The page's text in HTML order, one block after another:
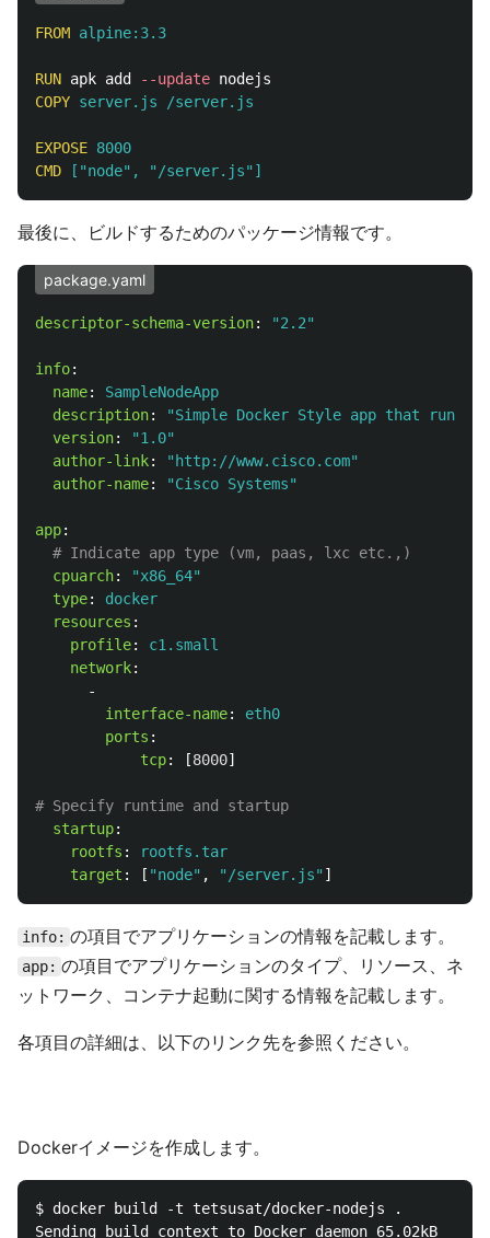
FROM alpine:3.3
RUN apk add --update
COPY server.js /server.js
EXPOSE 8000
CMD ["node", "/server.js"]
最後に、ビルドするためのパッケージ情報です。
package.yaml
descriptor-schema-version: "2.2"
info:
name:
SampleNodeApp
description: "Simple Docker Style app that runs
version: "1.0"
author-link: " http://www.cisco.com"
author-name: "Cisco Systems"
app:
# Indicate app type (vm, paas, lxc etc.,)
cpuarch: "x86_64"
type:
docker
resources :
profile:
c1.small
network:
-
interface-name:
eth0
ports :
tcp: [8000]
# Specify runtime and startup
startup:
rootfs :
rootfs.tar
target : [ "node" , " /server.js" ]
info: の項目でアプリケーションの情報を記載します。
app: の項目でアプリケーションのタイプ、リソース、ネ
ットワーク、コンテナ起動に関する情報を記載します。
各項目の詳細は、以下のリンク先を参照ください。
Dockerイメージを作成します。
$ docker build -t tetsusat/docker-nodejs .
Sending build context to Docker daemon 65.02kB